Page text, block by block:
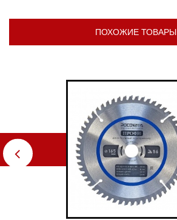
ПОХОЖИЕ ТОВАРЫ
⇦